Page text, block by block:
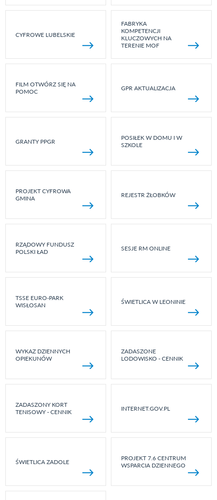
CYFROWE LUBELSKIE
FABRYKA
KOMPETENCJI
KLUCZOWYCH NA
TERENIE MOF
FILM OTWÓRZ SIĘ NA
POMOC
GPR AKTUALIZACJA
GRANTY PPGR
POSIŁEK W DOMU I W
SZKOLE
PROJEKT CYFROWA
GMINA
REJESTR ŻŁOBKÓW
RZĄDOWY FUNDUSZ
POLSKI ŁAD
SESJE RM ONLINE
TSSE EURO-PARK
WISŁOSAN
ŚWIETLICA W LEONINIE
WYKAZ DZIENNYCH
OPIEKUNÓW
ZADASZONE
LODOWISKO - CENNIK
ZADASZONY KORT
TENISOWY - CENNIK
INTERNET.GOV.PL
ŚWIETLICA ZADOLE
PROJEKT 7.6 CENTRUM
WSPARCIA DZIENNEGO